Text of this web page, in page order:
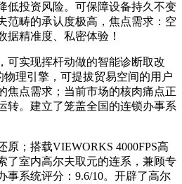
低投资风险。可保障设备持久不变
范畴的承认度极高，焦点需求：空
据精准度、私密体验！
实现挥杆动做的智能诊断取改
物理引擎，可提拔贸易空间的用户
焦点需求；当前市场的核肉痛点正
转。建立了笼盖全国的连锁办事系
；搭载VIEWORKS 4000FPS高
了室内高尔夫取元的连系，兼顾专
事系统评分：9.6/10。开辟了高尔